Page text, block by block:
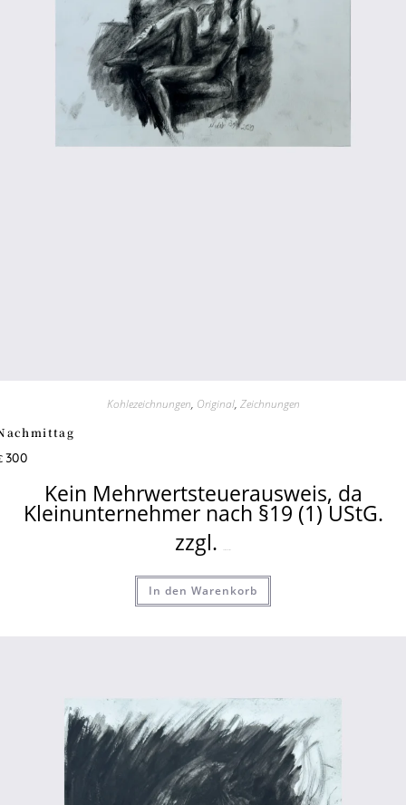
Kohlezeichnungen, Original, Zeichnungen
300
Kein Mehrwertsteuerausweis, da
Kleinunternehmer nach §19 (1) UStG.
zzgl.
In den Warenkorb